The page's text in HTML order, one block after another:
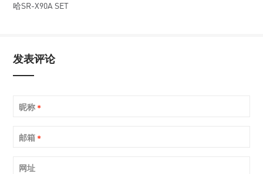
发表评论
昵称 *
邮箱 *
网址